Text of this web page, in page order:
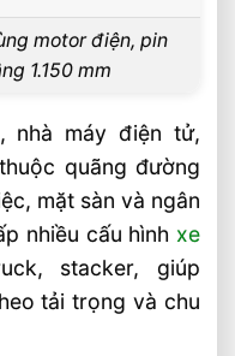
Động Cơ Isuzu Có
Đứng Lái 1.5 Tấn
Đầu Tư?
1.5 Tấn Nâng
Cao
motor điện, pin
1.150 mm
nhà máy điện tử,
quãng đường
mặt sàn và ngân
nhiều cấu hình xe
stacker, giúp
tải trọng và chu